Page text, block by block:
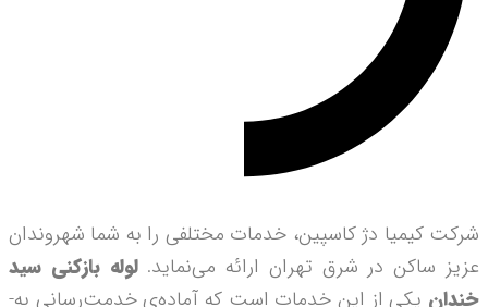
شرکت کیمیا دژ کاسپین، خدمات مختلفی را به شما شهروندان
عزیز ساکن در شرق تهران ارائه می‌­نماید.لوله بازکنی سید
خندانیکی از این خدمات است که آماده‌­ی خدمت‌­رسانی به‌­